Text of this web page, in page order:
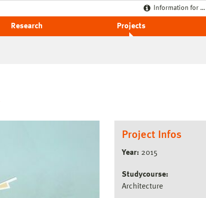
Information for …
Research Projects
Project Infos
Year: 2015
Studycourse:
Architecture